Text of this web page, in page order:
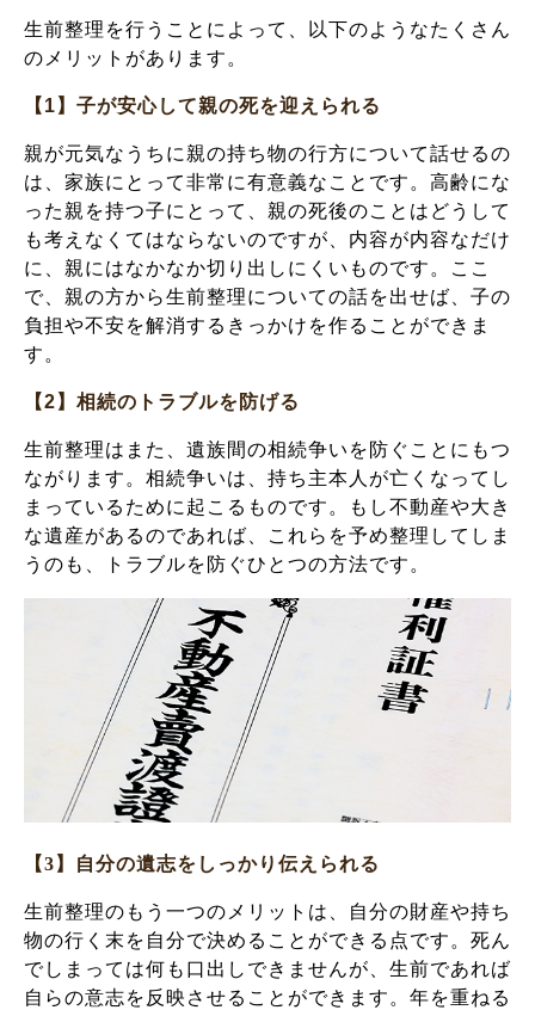
生前整理を行うことによって、以下のようなたくさん
のメリットがあります。
【1】子が安心して親の死を迎えられる
親が元気なうちに親の持ち物の行方について話せるの
は、家族にとって非常に有意義なことです。高齢にな
った親を持つ子にとって、親の死後のことはどうして
も考えなくてはならないのですが、内容が内容なだけ
に、親にはなかなか切り出しにくいものです。ここ
で、親の方から生前整理についての話を出せば、子の
負担や不安を解消するきっかけを作ることができま
す。
【2】相続のトラブルを防げる
生前整理はまた、遺族間の相続争いを防ぐことにもつ
ながります。相続争いは、持ち主本人が亡くなってし
まっているために起こるものです。もし不動産や大き
な遺産があるのであれば、これらを予め整理してしま
うのも、トラブルを防ぐひとつの方法です。
【3】自分の遺志をしっかり伝えられる
生前整理のもう一つのメリットは、自分の財産や持ち
物の行く末を自分で決めることができる点です。死ん
でしまっては何も口出しできませんが、生前であれば
自らの意志を反映させることができます。年を重ねる